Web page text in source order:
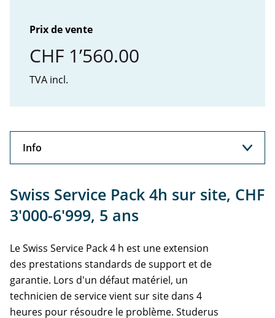
Prix de vente
CHF 1’560.00
TVA incl.
Info
Swiss Service Pack 4h sur site, CHF
3'000-6'999, 5 ans
Le Swiss Service Pack 4 h est une extension
des prestations standards de support et de
garantie. Lors d'un défaut matériel, un
technicien de service vient sur site dans 4
heures pour résoudre le problème. Studerus